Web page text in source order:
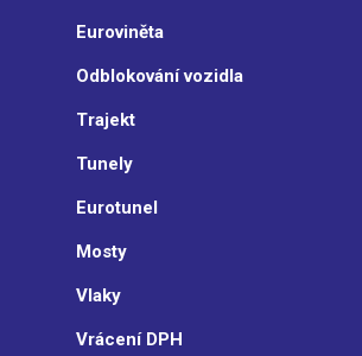
Euroviněta
Odblokování vozidla
Trajekt
Tunely
Eurotunel
Mosty
Vlaky
Vrácení DPH